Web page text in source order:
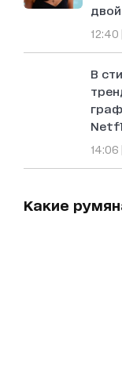
12:40
В
14:06
Какие